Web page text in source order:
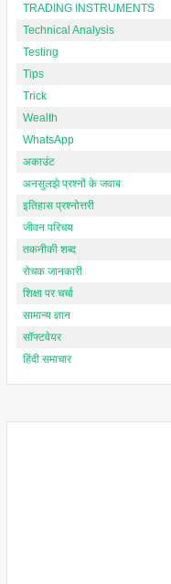
TRADING INSTRUMENTS
Technical Analysis
Testing
Tips
Trick
Wealth
WhatsApp
अकाउंट
अनसुलझे प्रश्नों के जवाब
इतिहास प्रश्नोत्तरी
जीवन परिचय
तकनीकी शब्द
रोचक जानकारी
शिक्षा पर चर्चा
सामान्य ज्ञान
सॉफ्टवेयर
हिंदी समाचार